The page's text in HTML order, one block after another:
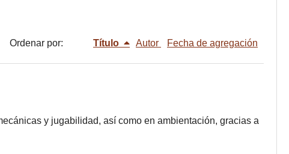
Ordenar por: Título Autor Fecha de agregación
y jugabilidad, así como en ambientación, gracias a